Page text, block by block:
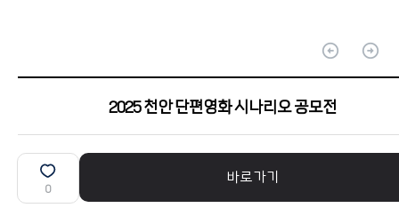
arrow_circle_up arrow_circle_up
2025 천안 단편영화 시나리오 공모전
0
바로가기